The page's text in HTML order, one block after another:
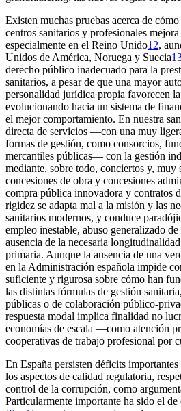
Existen muchas pruebas acerca de
centros sanitarios y profesionales
especialmente en el Reino Unido12,
Unidos de América, Noruega y Suecia
derecho público inadecuado para la
sanitarios, a pesar de que una mayor
personalidad jurídica propia favorecen
evolucionando hacia un sistema de
el mejor comportamiento. En nuestra
directa de servicios —con una muy
formas de gestión, como consorcios,
mercantiles públicas— con la gestión
mediante, sobre todo, conciertos y, muy
concesiones de obra y concesiones
compra pública innovadora y contratos
rigidez se adapta mal a la misión y las
sanitarios modernos, y conduce
empleo inestable, abuso generalizado
ausencia de la necesaria
primaria. Aunque la ausencia de una
en la Administración española impide
suficiente y rigurosa sobre cómo han
las distintas fórmulas de gestión
públicas o de colaboración público-
respuesta modal implica finalidad no
economías de escala —como atención
cooperativas de trabajo profesional por
En España persisten déficits
los aspectos de calidad regulatoria,
control de la corrupción, como
Particularmente importante ha sido el